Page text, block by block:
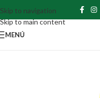
Skip to navigation
Skip to main content
MENÚ